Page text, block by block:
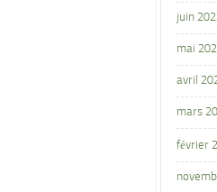
juin
mai
avril
mars
février